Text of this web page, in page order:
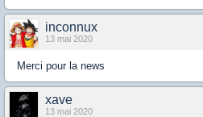
inconnux
13 mai 2020
Merci pour la news
xave
13 mai 2020